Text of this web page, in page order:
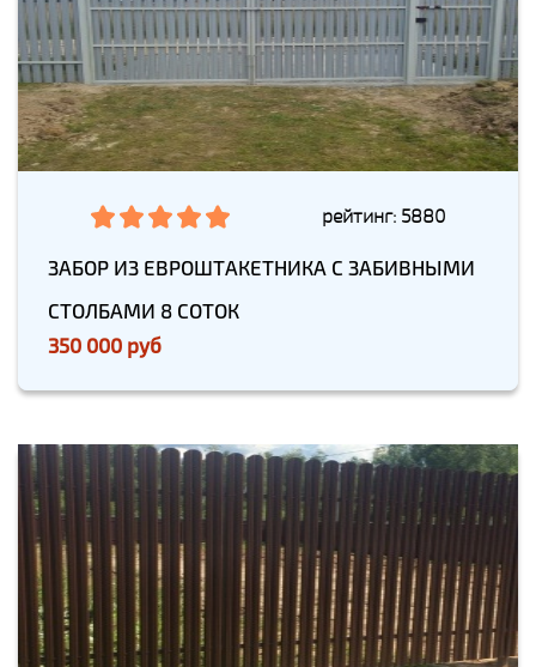
рейтинг: 5880
ЗАБОР ИЗ ЕВРОШТАКЕТНИКА С ЗАБИВНЫМИ
СТОЛБАМИ 8 СОТОК
350 000 руб